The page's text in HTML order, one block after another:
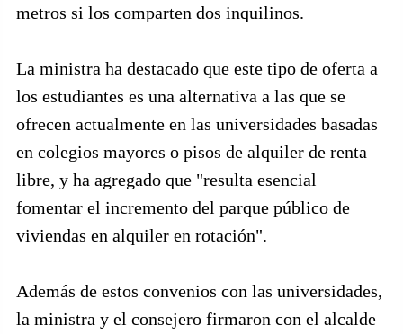
metros si los comparten dos inquilinos.
La ministra ha destacado que este tipo de oferta a
los estudiantes es una alternativa a las que se
ofrecen actualmente en las universidades basadas
en colegios mayores o pisos de alquiler de renta
libre, y ha agregado que "resulta esencial
fomentar el incremento del parque público de
viviendas en alquiler en rotación".
Además de estos convenios con las universidades,
la ministra y el consejero firmaron con el alcalde